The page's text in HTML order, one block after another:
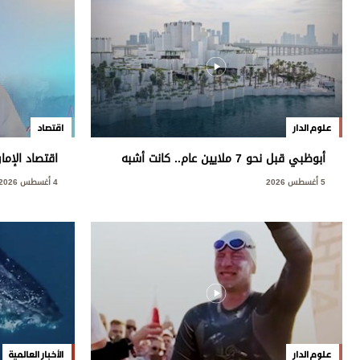
علوم الدار
أبوظبي قبل نحو 7 ملايين عام.. كانت أشبه
بمروج السافانا الأفريقية5 أغسطس 2026
اقتصاد
اقتصاد
النفطية
4 أغسطس 2026
علوم الدار الأخبار العالمية